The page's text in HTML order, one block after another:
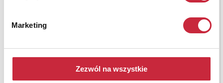
Marketing
Zezwól na wszystkie